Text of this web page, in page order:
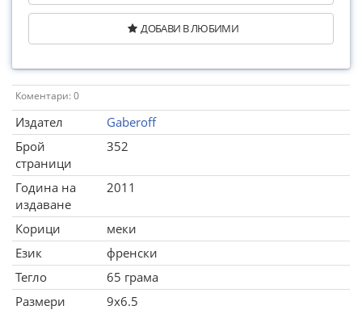
ДОБАВИ В ЛЮБИМИ
Коментари: 0
Издател
Gaberoff
Брой
страници
352
Година на
издаване
2011
Корици
меки
Език
френски
Тегло
65 грама
Размери
9x6.5